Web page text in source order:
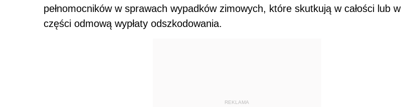
pełnomocników w sprawach wypadków zimowych, które skutkują w całości lub w
części odmową wypłaty odszkodowania.
REKLAMA